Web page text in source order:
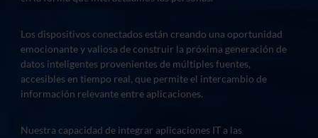
Los dispositivos conectados están creando una oportunidad
emocionante y valiosa de construir la próxima generación de
datos inteligentes provenientes de múltiples fuentes,
accesibles en tiempo real, que permite el intercambio de
información relevante entre aplicaciones.
Nuestra capacidad de integrar aplicaciones IT a las